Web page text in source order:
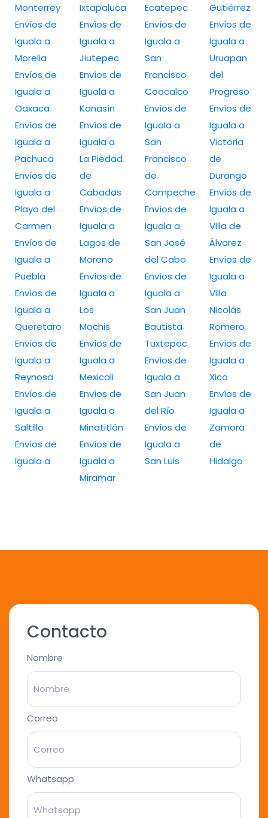
Monterrey
Envíos de
Iguala a
Morelia
Envíos de
Iguala a
Oaxaca
Envíos de
Iguala a
Pachuca
Envíos de
Iguala a
Playa del
Carmen
Envíos de
Iguala a
Puebla
Envíos de
Iguala a
Queretaro
Envíos de
Iguala a
Reynosa
Envíos de
Iguala a
Saltillo
Envíos de
Iguala a
Ixtapaluca
Envíos de
Iguala a
Jiutepec
Envíos de
Iguala a
Kanasín
Envíos de
Iguala a
La Piedad
de
Cabadas
Envíos de
Iguala a
Lagos de
Moreno
Envíos de
Iguala a
Los
Mochis
Envíos de
Iguala a
Mexicali
Envíos de
Iguala a
Minatitlán
Envíos de
Iguala a
Miramar
Ecatepec
Envíos de
Iguala a
San
Francisco
Coacalco
Envíos de
Iguala a
San
Francisco
de
Campeche
Envíos de
Iguala a
San José
del Cabo
Envíos de
Iguala a
San Juan
Bautista
Tuxtepec
Envíos de
Iguala a
San Juan
del Río
Envíos de
Iguala a
San Luis
Gutiérrez
Envíos de
Iguala a
Uruapan
del
Progreso
Envíos de
Iguala a
Victoria
de
Durango
Envíos de
Iguala a
Villa de
Álvarez
Envíos de
Iguala a
Villa
Nicolás
Romero
Envíos de
Iguala a
Xico
Envíos de
Iguala a
Zamora
de
Hidalgo
Contacto
Nombre
Correo
Whatsapp